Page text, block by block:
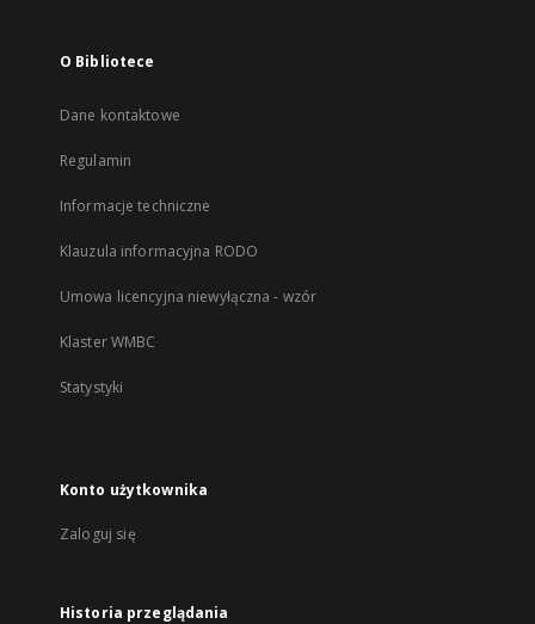
O Bibliotece
Dane kontaktowe
Regulamin
Informacje techniczne
Klauzula informacyjna RODO
Umowa licencyjna niewyłączna - wzór
Klaster WMBC
Statystyki
Konto użytkownika
Zaloguj się
Historia przeglądania